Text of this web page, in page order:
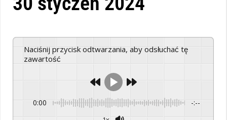
Naciśnij przycisk odtwarzania, aby odsłuchać tę
zawartość
0:00 -:--